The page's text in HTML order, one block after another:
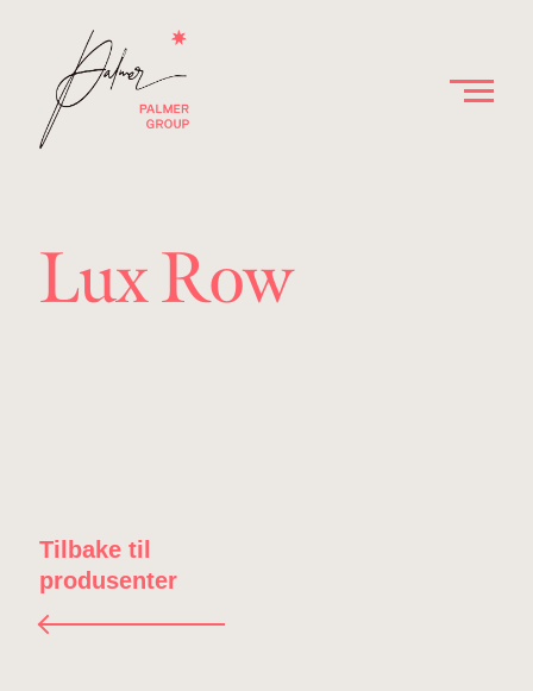
Lux Row
Tilbake til
produsenter